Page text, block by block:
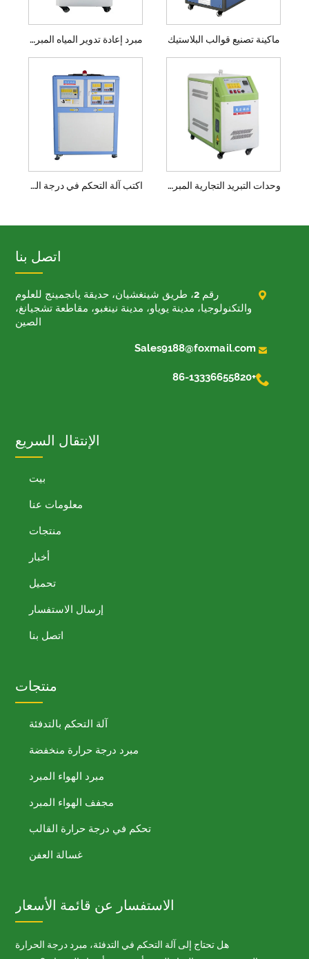
مبرد إعادة تدوير المياه المبردة ماكينة تصنيع قوالب البلاستيك
اكتب آلة التحكم في درجة الحرارة العفن وحدات التبريد التجارية المبردة بالهواء
اتصل بنا

رقم 2، طريق شينغشيان، حديقة يانجمينج للعلوم
والتكنولوجيا، مدينة يوياو، مدينة نينغبو، مقاطعة تشجيانغ،
الصين

Sales9188@foxmail.com

+86-13336655820
الإنتقال السريع
بيت
معلومات عنا
منتجات
أخبار
تحميل
إرسال الاستفسار
اتصل بنا
منتجات
آلة التحكم بالتدفئة
مبرد درجة حرارة منخفضة
مبرد الهواء المبرد
مجفف الهواء المبرد
تحكم في درجة حرارة القالب
غسالة العفن
الاستفسار عن قائمة الأسعار
هل تحتاج إلى آلة التحكم في التدفئة، مبرد درجة الحرارة